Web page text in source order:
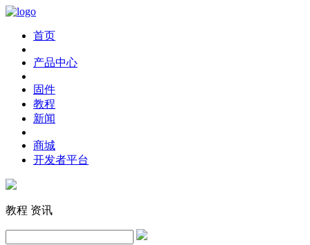
首页
产品中心
固件
教程
新闻
商城
开发者平台
教程 资讯